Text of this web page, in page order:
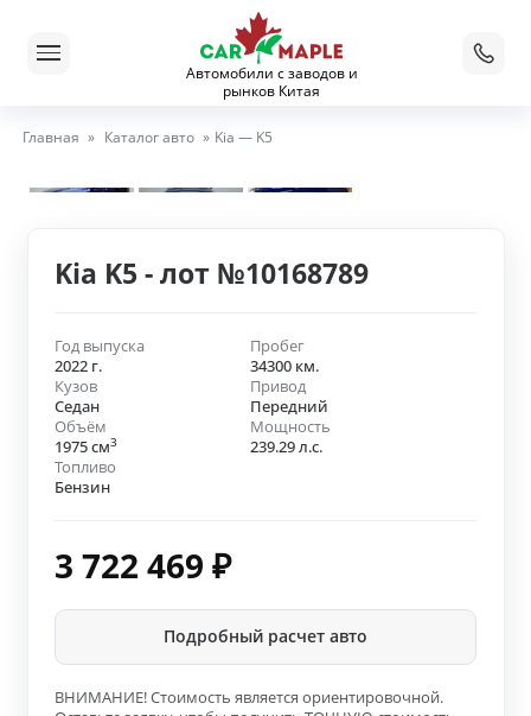
Автомобили с заводов и
рынков Китая
Главная » Каталог авто » Kia — K5
Kia K5 - лот №10168789
Год выпуска
2022 г.
Пробег
34300 км.
Кузов
Седан
Привод
Передний
Объём
1975 см3
Мощность
239.29 л.с.
Топливо
Бензин
3 722 469 ₽
Подробный расчет авто
ВНИМАНИЕ! Стоимость является ориентировочной.